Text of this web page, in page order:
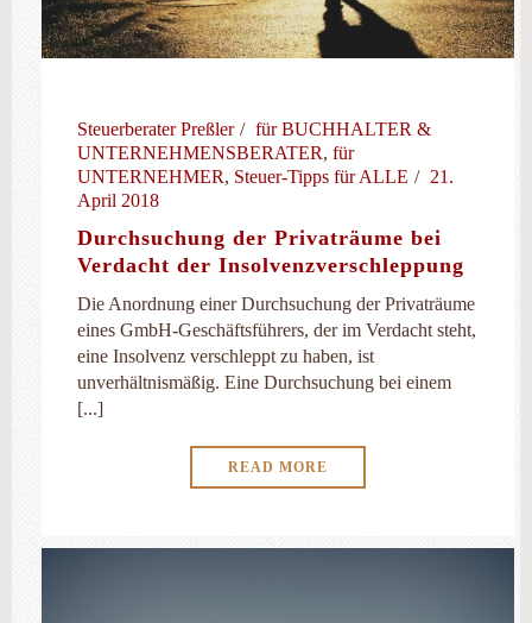
Steuerberater Preßler
für BUCHHALTER &
UNTERNEHMENSBERATER, für
UNTERNEHMER, Steuer-Tipps für ALLE
21.
April 2018
Durchsuchung der Privaträume bei
Verdacht der Insolvenzverschleppung
Die Anordnung einer Durchsuchung der Privaträume
eines GmbH-Geschäftsführers, der im Verdacht steht,
eine Insolvenz verschleppt zu haben, ist
unverhältnismäßig. Eine Durchsuchung bei einem
[...]
READ MORE